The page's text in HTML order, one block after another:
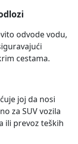
odvode vodu,
cestama.
joj da nosi
za SUV vozila
ili prevoz teških